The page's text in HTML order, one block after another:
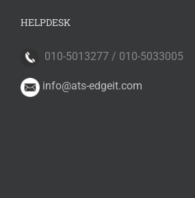
HELPDESK
010-5013277 / 010-5033005
info@ats-edgeit.com